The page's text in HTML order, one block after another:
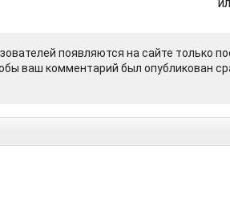
появляются на сайте только
ваш комментарий был опубликован